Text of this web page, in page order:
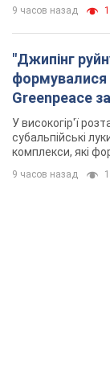
9 часов назад
"Джипінг
формувалися
Greenpeace
У високогір'ї
субальпійські
комплекси, які
9 часов назад